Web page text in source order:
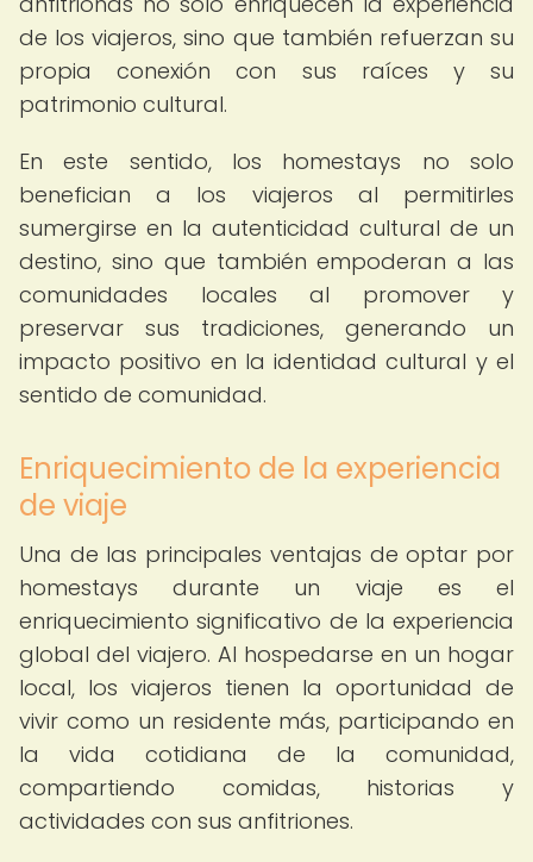
de los viajeros, sino que también refuerzan su
propia conexión con sus raíces y su
patrimonio cultural.
En este sentido, los homestays no solo
benefician a los viajeros al permitirles
sumergirse en la autenticidad cultural de un
destino, sino que también empoderan a las
comunidades locales al promover y
preservar sus tradiciones, generando un
impacto positivo en la identidad cultural y el
sentido de comunidad.
Enriquecimiento de la experiencia
de viaje
Una de las principales ventajas de optar por
homestays durante un viaje es el
enriquecimiento significativo de la experiencia
global del viajero. Al hospedarse en un hogar
local, los viajeros tienen la oportunidad de
vivir como un residente más, participando en
la vida cotidiana de la comunidad,
compartiendo comidas, historias y
actividades con sus anfitriones.